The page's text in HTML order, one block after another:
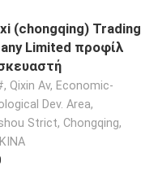
(chongqing) Trading
Limited προφίλ
Qixin Av, Economic-
Dev. Area,
Strict, Chongqing,